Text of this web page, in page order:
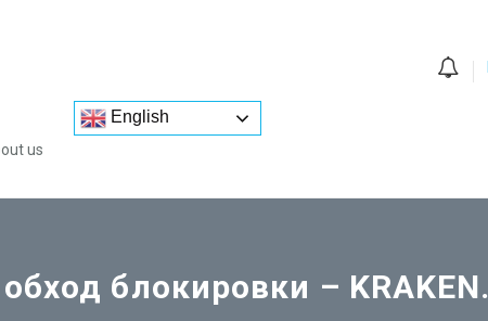
us
English
блокировки – KRAKEN.